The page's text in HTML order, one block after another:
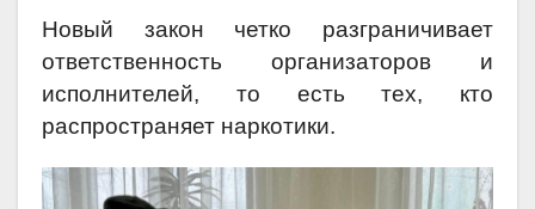
Новый закон четко разграничивает
ответственность организаторов и
исполнителей, то есть тех, кто
распространяет наркотики.